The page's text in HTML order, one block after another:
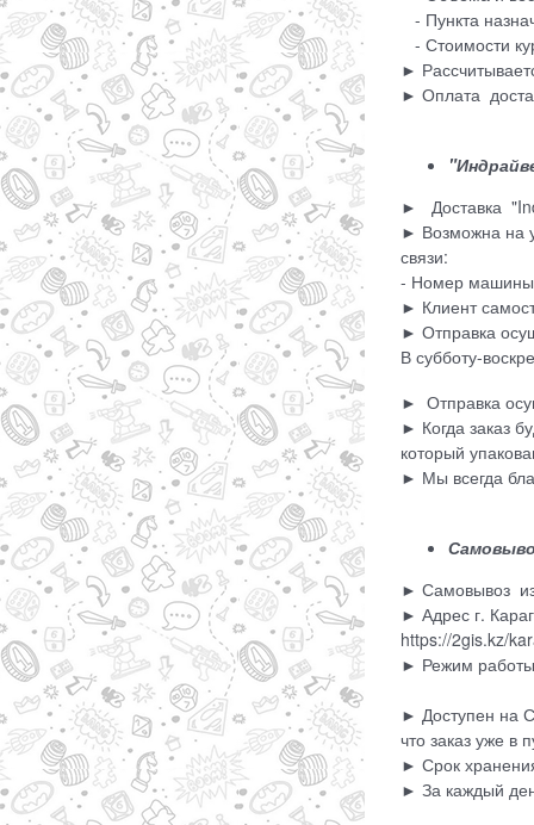
- Пункта
- Стоимости
►
► Оплата
► Доставка
► Возможна на
связи:
- Номер
► Клиент
► Отправка
В субботу-
► Отправка
► Когда заказ
который
► Мы всегда
► Самовывоз
► Адрес г.
https://2gis.kz/
► Режим
► Доступен на
что заказ уже в
► Срок
► За каждый